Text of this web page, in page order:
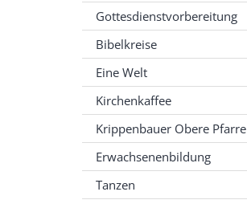
Gottesdienstvorbereitung
Bibelkreise
Eine Welt
Kirchenkaffee
Krippenbauer Obere Pfarre
Erwachsenenbildung
Tanzen